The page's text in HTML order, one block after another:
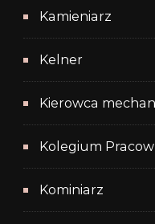
Kamieniarz
Kelner
Kierowca
Kolegium
Kominiarz